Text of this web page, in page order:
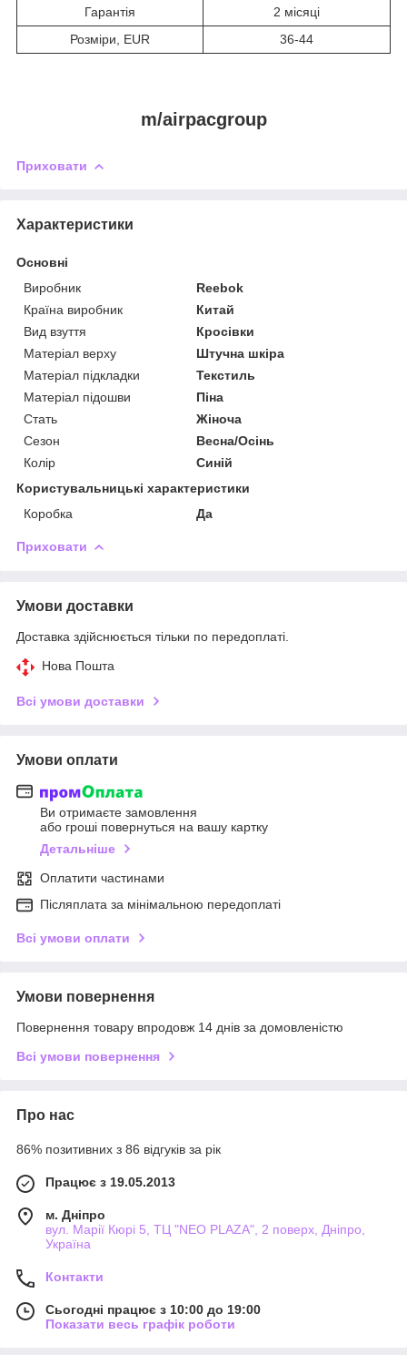
Гарантія
2 місяці
Розміри, EUR
36-44
m/airpacgroup
Приховати
Характеристики
Основні
Виробник
Reebok
Країна виробник
Китай
Вид взуття
Кросівки
Матеріал верху
Штучна шкіра
Матеріал підкладки
Текстиль
Матеріал підошви
Піна
Стать
Жіноча
Сезон
Весна/Осінь
Колір
Синій
Користувальницькі характеристики
Коробка
Да
Приховати
Умови доставки
Доставка здійснюється тільки по передоплаті.
Нова Пошта
Всі умови доставки
Умови оплати
Ви отримаєте замовлення
або гроші повернуться на вашу картку
Детальніше
Оплатити частинами
Післяплата за мінімальною передоплаті
Всі умови оплати
Умови повернення
Повернення товару впродовж 14 днів за домовленістю
Всі умови повернення
Про нас
86% позитивних з 86 відгуків за рік
Працює з 19.05.2013
м. Дніпро
вул. Марії Кюрі 5, ТЦ "NEO PLAZA", 2 поверх, Дніпро,
Україна
Контакти
Сьогодні працює з 10:00 до 19:00
Показати весь графік роботи